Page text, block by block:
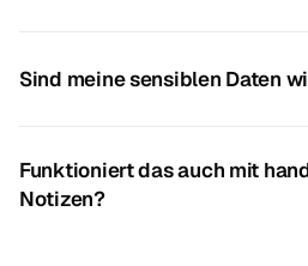
Sind meine sensiblen Daten
Funktioniert das auch mit
Notizen?